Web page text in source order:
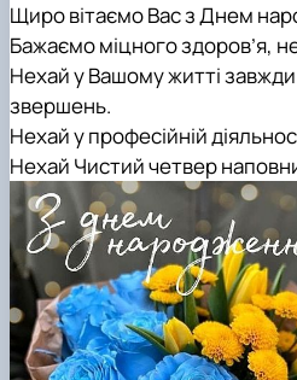
Щиро вітаємо Вас з Днем
Бажаємо міцного здоров’я,
Нехай у Вашому житті
звершень.
Нехай у професійній
Нехай Чистий четвер